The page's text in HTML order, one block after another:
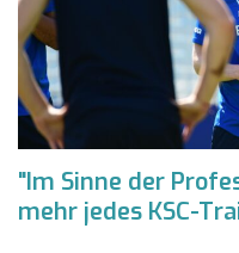
"Im Sinne der
mehr jedes KSC-